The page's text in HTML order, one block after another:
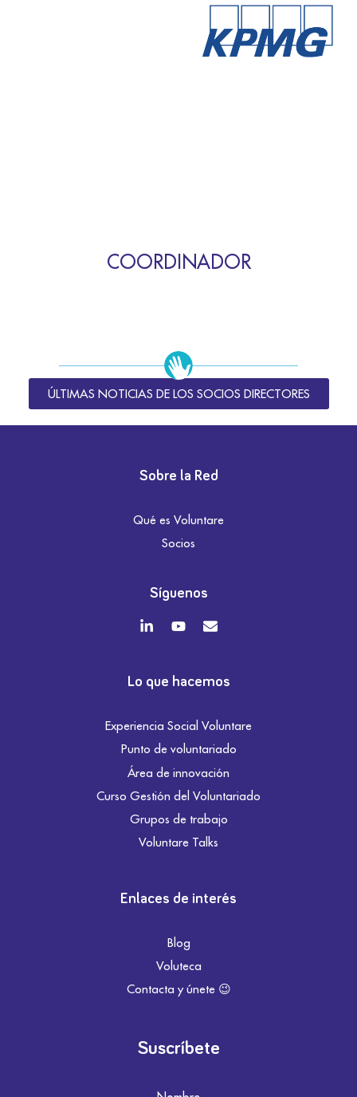
COORDINADOR
ÚLTIMAS NOTICIAS DE LOS SOCIOS DIRECTORES
Sobre la Red
Qué es Voluntare
Socios
Síguenos
Lo que hacemos
Experiencia Social Voluntare
Punto de voluntariado
Área de innovación
Curso Gestión del Voluntariado
Grupos de trabajo
Voluntare Talks
Enlaces de interés
Blog
Voluteca
Contacta y únete 😉
Suscríbete